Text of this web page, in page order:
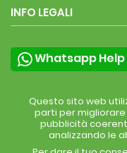
INFO LEGALI
Whatsapp Help
Questo sito web
parti per
pubblicità
analizzando le